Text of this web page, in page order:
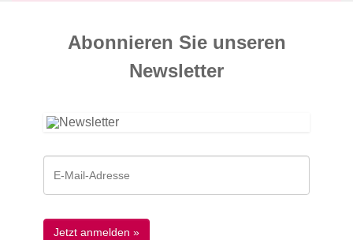
Abonnieren Sie unseren
News­letter